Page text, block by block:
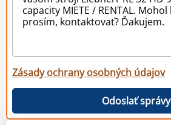
Zásady ochrany osobných údajov
Odoslať správy